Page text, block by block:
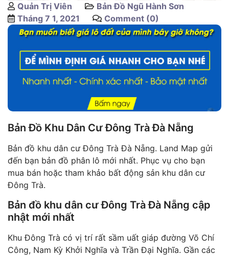
Quản Trị Viên
Bản Đồ Ngũ Hành Sơn
Tháng 7 1, 2021
Comment (0)
Bản Đồ Khu Dân Cư Đông Trà Đà Nẵng
Bản đồ khu dân cư Đông Trà Đà Nẵng. Land Map gửi
đến bạn bản đồ phân lô mới nhất. Phục vụ cho bạn
mua bán hoặc tham khảo bất động sản khu dân cư
Đông Trà.
Bản đồ khu dân cư Đông Trà Đà Nẵng cập
nhật mới nhất
Khu Đông Trà có vị trí rất sầm uất giáp đường Võ Chí
Công, Nam Kỳ Khởi Nghĩa và Trần Đại Nghĩa. Gần các